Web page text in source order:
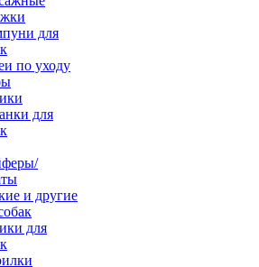
для
по уходу
для
и другие
для